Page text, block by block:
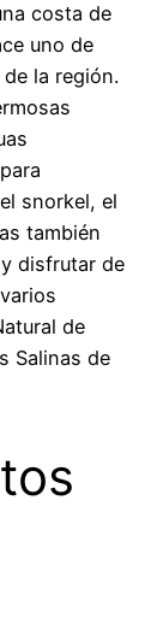
costa de
uno de
la región.
snorkel, el
también
disfrutar de
de
Salinas de